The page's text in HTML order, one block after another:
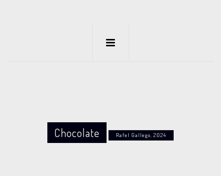
Chocolate Rafel Gallego, 2024